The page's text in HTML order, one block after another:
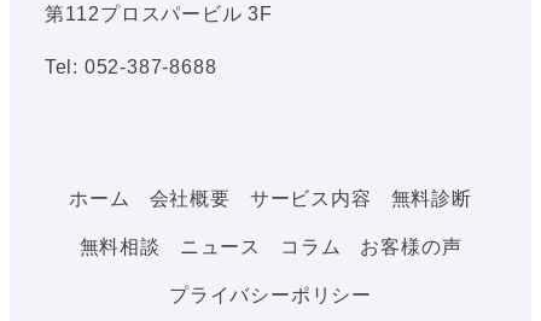
第112プロスパービル 3F
Tel: 052-387-8688
ホーム 会社概要 サービス内容 無料診断
無料相談 ニュース コラム お客様の声
プライバシーポリシー